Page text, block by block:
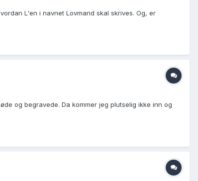
L'en i navnet Lovmand skal skrives. Og, er
og begravede. Da kommer jeg plutselig ikke inn og